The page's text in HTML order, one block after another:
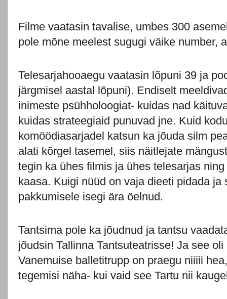
Filme vaatasin tavalise, umbes 300
pole mõne meelest sugugi väike number,
Telesarjahooaegu vaatasin lõpuni 39 ja
järgmisel aastal lõpuni). Endiselt
inimeste psühholoogiat- kuidas nad
kuidas strateegiaid punuvad jne. Kuid
komöödiasarjadel katsun ka jõuda silm
alati kõrgel tasemel, siis näitlejate
tegin ka ühes filmis ja ühes telesarjas
kaasa. Kuigi nüüd on vaja dieeti pidada ja
pakkumisele isegi ära öelnud.
Tantsima pole ka jõudnud ja tantsu
jõudsin Tallinna Tantsuteatrisse! Ja see
Vanemuise balletitrupp on praegu niiiii
tegemisi näha- kui vaid see Tartu nii